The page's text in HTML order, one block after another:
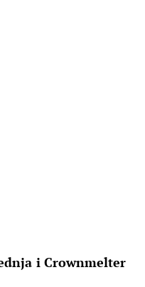
i Crownmelter